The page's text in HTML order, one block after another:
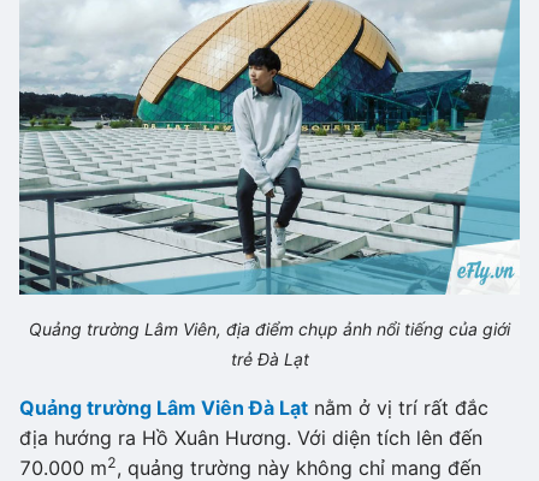
Quảng trường Lâm Viên, địa điểm chụp ảnh nổi tiếng của giới
trẻ Đà Lạt
Quảng trường Lâm Viên Đà Lạt nằm ở vị trí rất đắc
địa hướng ra Hồ Xuân Hương. Với diện tích lên đến
70.000 m2, quảng trường này không chỉ mang đến